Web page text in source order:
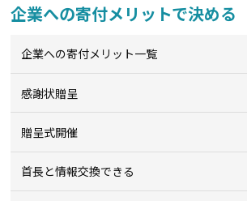
企業への寄付メリットで決める
企業への寄付メリット一覧
感謝状贈呈
贈呈式開催
首長と情報交換できる